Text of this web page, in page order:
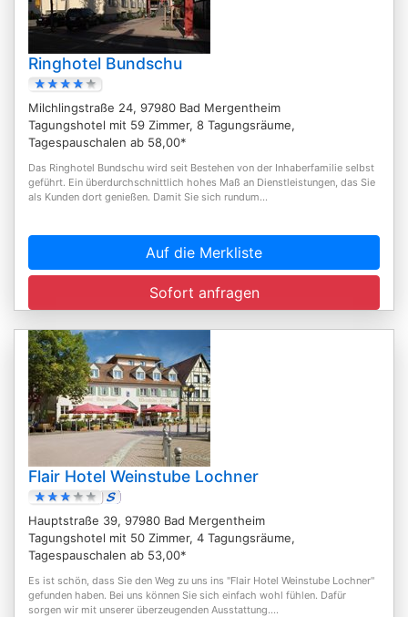
Ringhotel Bundschu
Milchlingstraße 24, 97980 Bad Mergentheim
Tagungshotel mit 59 Zimmer, 8 Tagungsräume,
Tagespauschalen ab 58,00*
Das Ringhotel Bundschu wird seit Bestehen von der Inhaberfamilie selbst
geführt. Ein überdurchschnittlich hohes Maß an Dienstleistungen, das Sie
als Kunden dort genießen. Damit Sie sich rundum...
Auf die Merkliste
Sofort anfragen
Flair Hotel Weinstube Lochner
Hauptstraße 39, 97980 Bad Mergentheim
Tagungshotel mit 50 Zimmer, 4 Tagungsräume,
Tagespauschalen ab 53,00*
Es ist schön, dass Sie den Weg zu uns ins "Flair Hotel Weinstube Lochner"
gefunden haben. Bei uns können Sie sich einfach wohl fühlen. Dafür
sorgen wir mit unserer überzeugenden Ausstattung....